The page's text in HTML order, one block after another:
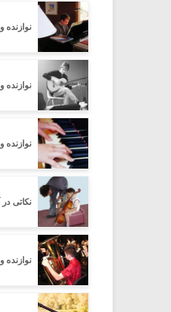
نوازنده
نوازنده
نوازنده
نکاتی
نوازنده